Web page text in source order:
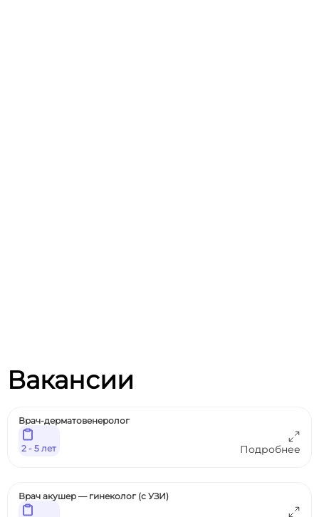
Вакансии
Врач-дерматовенеролог
Подробнее
2 - 5 лет
Врач акушер — гинеколог (с УЗИ)